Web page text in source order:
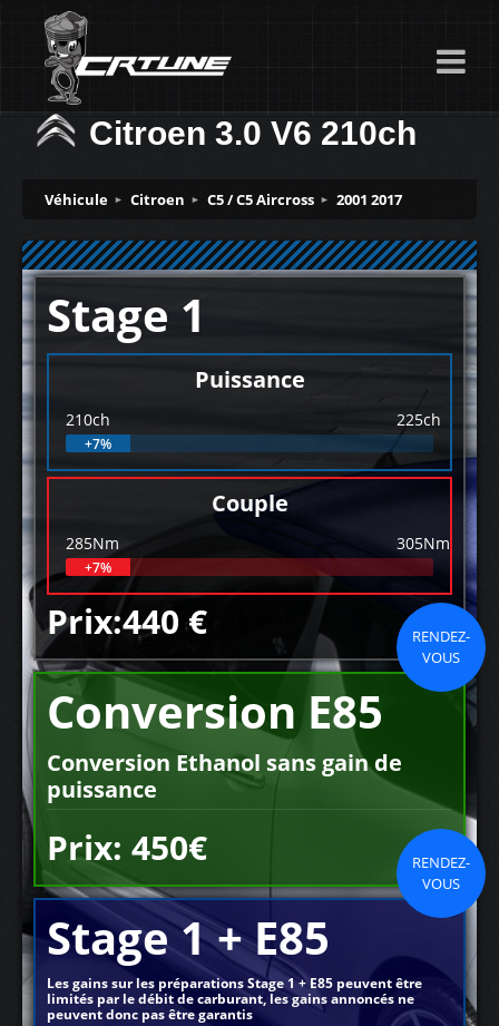
Citroen 3.0 V6 210ch
Véhicule Citroen C5 / C5 Aircross 2001 2017
Stage 1
Puissance
210ch 225ch
+7%
Couple
285Nm 305Nm
+7%
Prix:440 €
RENDEZ-
VOUS
Conversion E85
Conversion Ethanol sans gain de
puissance
Prix: 450€
RENDEZ-
VOUS
Stage 1 + E85
Les gains sur les préparations Stage 1 + E85 peuvent être
limités par le débit de carburant, les gains annoncés ne
peuvent donc pas être garantis